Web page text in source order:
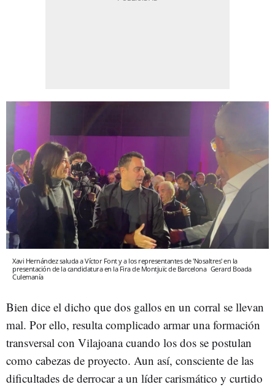
Xavi Hernández saluda a Víctor Font y a los representantes de 'Nosaltres' en la
presentación de la candidatura en la Fira de Montjuïc de Barcelona Gerard Boada
Culemanía
Bien dice el dicho que dos gallos en un corral se llevan
mal. Por ello, resulta complicado armar una formación
transversal con Vilajoana cuando los dos se postulan
como cabezas de proyecto. Aun así, consciente de las
dificultades de derrocar a un líder carismático y curtido